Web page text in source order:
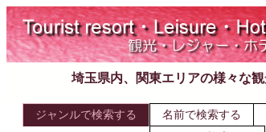
埼玉県内、関東エリアの様々な
ジャンルで検索する 名前で検索する